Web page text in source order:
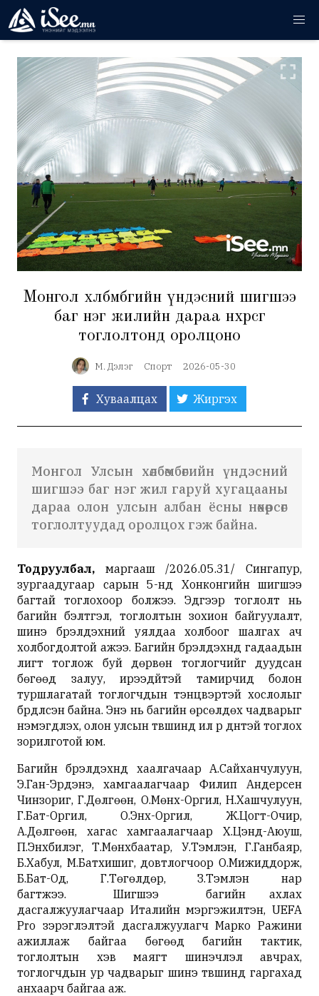
Монгол хөлбөмбөгийн үндэсний шигшээ
баг нэг жилийн дараа нөхөрсөг
тоглолтонд оролцоно
М. Дэлэг Спорт 2026-05-30
Хуваалцах Жиргэх
Монгол Улсын хөлбөмбөгийн үндэсний
шигшээ баг нэг жил гаруй хугацааны
дараа олон улсын албан ёсны нөхөрсөг
тоглолтуудад оролцох гэж байна.
Тодруулбал, маргааш /2026.05.31/ Сингапур,
зургаадугаар сарын 5-нд Хонконгийн шигшээ
багтай тоглохоор болжээ. Эдгээр тоглолт нь
багийн бэлтгэл, тоглолтын зохион байгуулалт,
шинэ бүрэлдэхүүний уялдаа холбоог шалгах ач
холбогдолтой ажээ. Багийн бүрэлдэхүүнд гадаадын
лигт тоглож буй дөрвөн тоглогчийг дуудсан
бөгөөд залуу, ирээдүйтэй тамирчид болон
туршлагатай тоглогчдын тэнцвэртэй хослолыг
бүрдүүлсэн байна. Энэ нь багийн өрсөлдөх чадварыг
нэмэгдүүлэх, олон улсын түвшинд илүү үр дүнтэй тоглох
зорилготой юм.
Багийн бүрэлдэхүүнд хаалгачаар А.Сайханчулуун,
Э.Ган-Эрдэнэ, хамгаалагчаар Филип Андерсен
Чинзориг, Г.Дөлгөөн, О.Мөнх-Оргил, Н.Хашчулуун,
Г.Бат-Оргил, О.Энх-Оргил, Ж.Цогт-Очир,
А.Дөлгөөн, хагас хамгаалагчаар Х.Цэнд-Аюуш,
П.Энхбилэг, Т.Мөнхбаатар, У.Тэмүүлэн, Г.Ганбаяр,
Б.Хабул, М.Батхишиг, довтлогчоор О.Мижиддорж,
Б.Бат-Од, Г.Төгөлдөр, З.Тэмүүлэн нар
багтжээ. Шигшээ багийн ахлах
дасгалжуулагчаар Италийн мэргэжилтэн, UEFA
Pro зэрэглэлтэй дасгалжуулагч Марко Ражини
ажиллаж байгаа бөгөөд багийн тактик,
тоглолтын хэв маягт шинэчлэл авчрах,
тоглогчдын ур чадварыг шинэ түвшинд гаргахад
анхаарч байгаа аж.